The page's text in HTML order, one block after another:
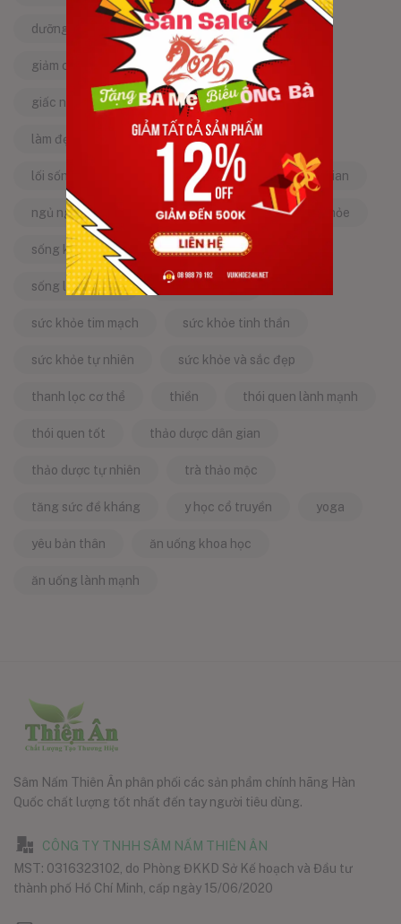
dưỡng da tự nhiên dưỡng sinh
giảm căng thẳng giảm stress
giấc ngủ ngon kinh nghiệm dân gian
làm đẹp từ bên trong làm đẹp tự nhiên
lối sống lành mạnh mật ong mẹo dân gian
ngủ ngon năng lượng tích cực sống khỏe
sống khỏe mỗi ngày sống khỏe đẹp
sống lành mạnh sống tích cực
sức khỏe tim mạch sức khỏe tinh thần
sức khỏe tự nhiên sức khỏe và sắc đẹp
thanh lọc cơ thể thiền thói quen lành mạnh
thói quen tốt thảo dược dân gian
thảo dược tự nhiên trà thảo mộc
tăng sức đề kháng y học cổ truyền yoga
yêu bản thân ăn uống khoa học
ăn uống lành mạnh
Sâm Nấm Thiên Ân phân phối các sản phẩm chính hãng Hàn
Quốc chất lượng tốt nhất đến tay người tiêu dùng.
CÔNG TY TNHH SÂM NẤM THIÊN ÂN
MST: 0316323102, do Phòng ĐKKD Sở Kế hoạch và Đầu tư
thành phố Hồ Chí Minh, cấp ngày 15/06/2020